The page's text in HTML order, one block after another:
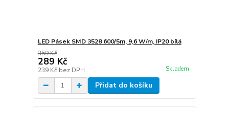
LED Pásek SMD 3528 600/5m, 9,6 W/m, IP20 bílá
359 Kč
289 Kč
239 Kč bez DPH Skladem
Přidat do košíku